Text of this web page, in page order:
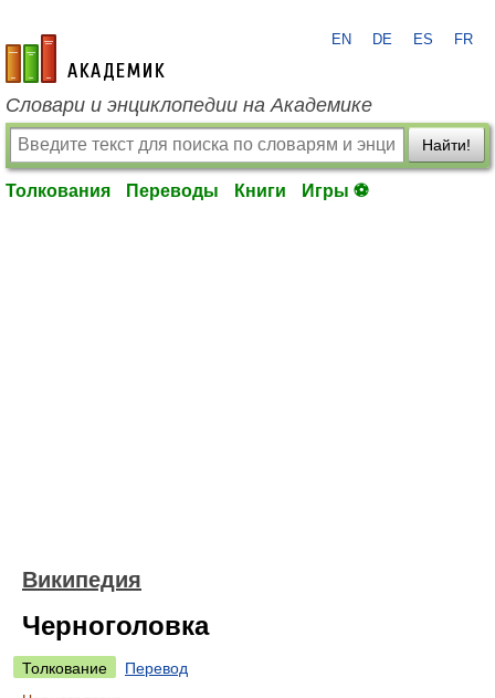
academic.ru
EN DE ES FR
Словари и энциклопедии на Академике
Найти!
Толкования Переводы Книги Игры ⚽
Википедия
Черноголовка
Толкование
Перевод